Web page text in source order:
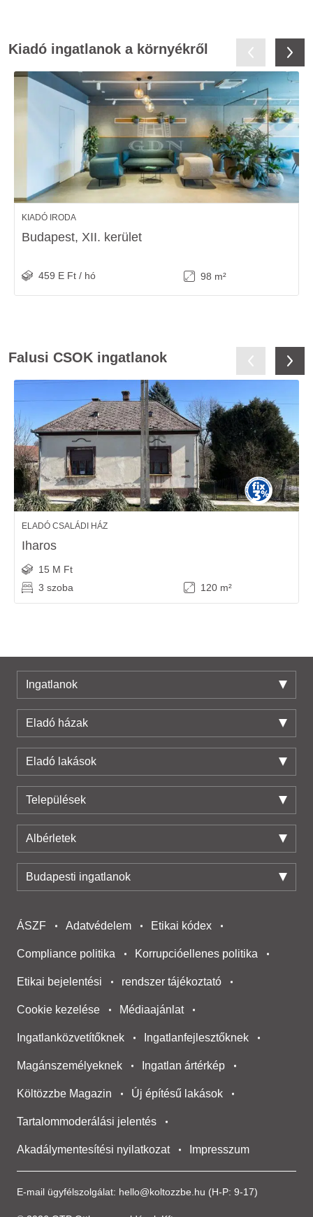
Kiadó ingatlanok a környékről
KIADÓ IRODA
Budapest, XII. kerület
459 E Ft / hó 98 m²
Falusi CSOK ingatlanok
ELADÓ CSALÁDI HÁZ
Iharos
15 M Ft
3 szoba
120 m²
Ingatlanok
Eladó házak
Eladó lakások
Települések
Albérletek
Budapesti ingatlanok
E-mail ügyfélszolgálat: hello@koltozzbe.hu (H-P: 9-17)
ÁSZF Adatvédelem Etikai kódex
Compliance politika Korrupcióellenes politika
Etikai bejelentési rendszer tájékoztató
Cookie kezelése Médiaajánlat
Ingatlanközvetítőknek Ingatlanfejlesztőknek
Magánszemélyeknek Ingatlan ártérkép
Költözzbe Magazin Új építésű lakások
Tartalommoderálási jelentés
Akadálymentesítési nyilatkozat Impresszum